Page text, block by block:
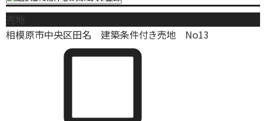
相模原市中央区田名 建築条件付き売地 No13